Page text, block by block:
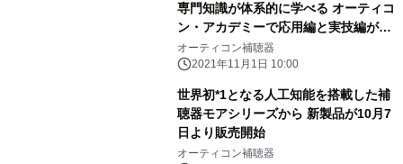
専門知識が体系的に学べる オーティコ
ン・アカデミーで応用編と実技編が11
月より開講
オーティコン補聴器
2021年11月1日 10:00
世界初*1となる人工知能を搭載した補
聴器モアシリーズから 新製品が10月7
日より販売開始
オーティコン補聴器